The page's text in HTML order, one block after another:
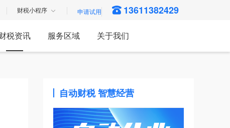
财税小程序 13611382429
税资讯 服务区域 关于我们
自动财税 智慧经营